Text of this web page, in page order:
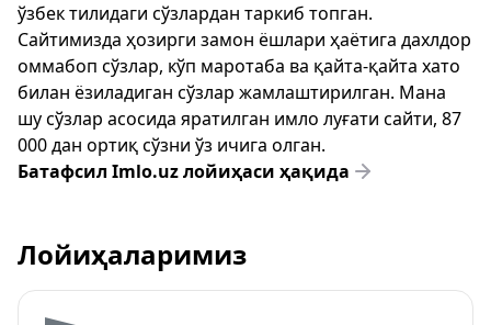
ўзбек тилидаги сўзлардан таркиб топган.
Сайтимизда ҳозирги замон ёшлари ҳаётига дахлдор
оммабоп сўзлар, кўп маротаба ва қайта-қайта хато
билан ёзиладиган сўзлар жамлаштирилган. Мана
шу сўзлар асосида яратилган имло луғати сайти, 87
000 дан ортиқ сўзни ўз ичига олган.
Батафсил Imlo.uz лойиҳаси ҳақида
Лойиҳаларимиз